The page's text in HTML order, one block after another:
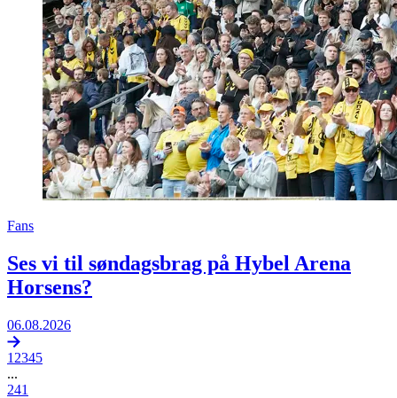
Fans
Ses vi til søndagsbrag på Hybel Arena
Horsens?
06.08.2026
1 2345
...
241